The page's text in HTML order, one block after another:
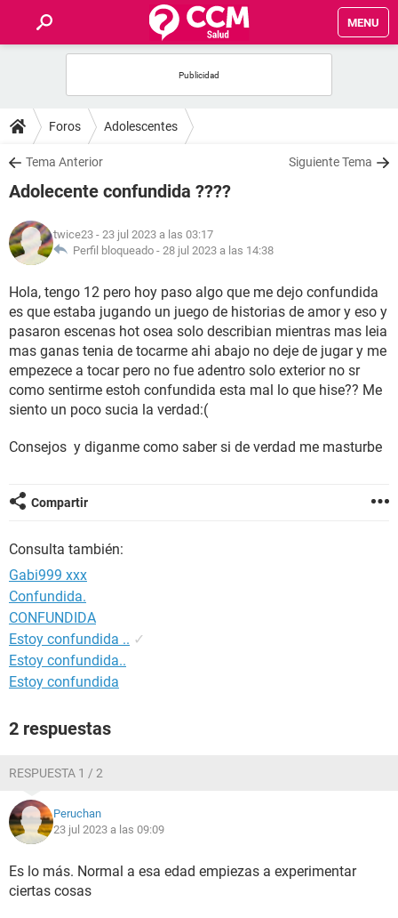
MENU
FOROS
SALUD
NUTRICIÓN
BIENESTAR
SEXUALIDAD
GLOSARIO
Foros Adolescentes
Tema Anterior Siguiente Tema
Adolecente confundida ????
twice23 - 23 jul 2023 a las 03:17
Perfil bloqueado - 28 jul 2023 a las 14:38
Hola, tengo 12 pero hoy paso algo que me dejo confundida
es que estaba jugando un juego de historias de amor y eso y
pasaron escenas hot osea solo describian mientras mas leia
mas ganas tenia de tocarme ahi abajo no deje de jugar y me
empezece a tocar pero no fue adentro solo exterior no sr
como sentirme estoh confundida esta mal lo que hise?? Me
siento un poco sucia la verdad:(
Consejos y diganme como saber si de verdad me masturbe
Compartir
Consulta también:
Gabi999 xxx
Confundida.
CONFUNDIDA
Estoy confundida .. ✓
Estoy confundida..
Estoy confundida
2 respuestas
RESPUESTA 1 / 2
Peruchan
23 jul 2023 a las 09:09
Es lo más. Normal a esa edad empiezas a experimentar
ciertas cosas